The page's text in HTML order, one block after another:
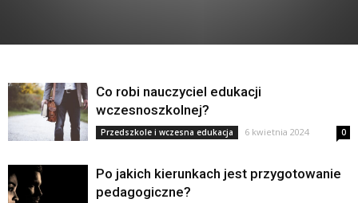
Co robi nauczyciel edukacji
wczesnoszkolnej?
Przedszkole i wczesna edukacja 6 kwietnia 2024 0
Po jakich kierunkach jest przygotowanie
pedagogiczne?